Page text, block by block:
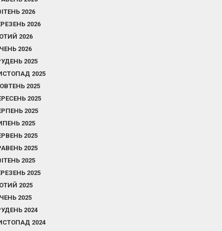
2026
2026
2026
2026
2025
2025
2025
2025
2025
2025
2025
2025
2025
2025
2025
2025
2024
2024